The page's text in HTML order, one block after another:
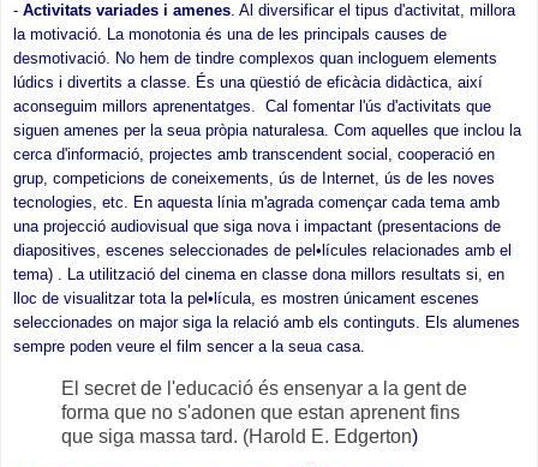
- Activitats variades i amenes . Al diversificar el tipus d'activitat, millora
la motivació. La monotonia és una de les principals causes de
desmotivació. No hem de tindre complexos quan incloguem elements
lúdics i divertits a classe. És una qüestió de eficàcia didàctica, així
aconseguim millors aprenentatges. Cal fomentar l'ús d'activitats que
siguen amenes per la seua pròpia naturalesa. Com aquelles que inclou la
cerca d'informació, projectes amb transcendent social, cooperació en
grup, competicions de coneixements, ús de Internet, ús de les noves
tecnologies, etc. En aquesta línia m'agrada començar cada tema amb
una projecció audiovisual que siga nova i impactant (presentacions de
diapositives, escenes seleccionades de pel•lícules relacionades amb el
tema) . La utilització del cinema en classe dona millors resultats si, en
lloc de visualitzar tota la pel•lícula, es mostren únicament escenes
seleccionades on major siga la relació amb els continguts. Els alumenes
sempre poden veure el film sencer a la seua casa.
El secret de l'educació és ensenyar a la gent de
forma que no s'adonen que estan aprenent fins
que siga massa tard. (Harold E. Edgerton)